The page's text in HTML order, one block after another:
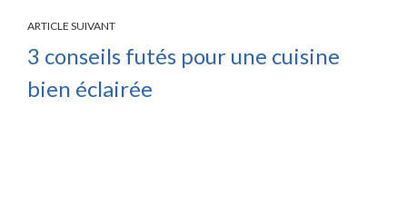
ARTICLE SUIVANT
3 conseils futés pour une cuisine
bien éclairée